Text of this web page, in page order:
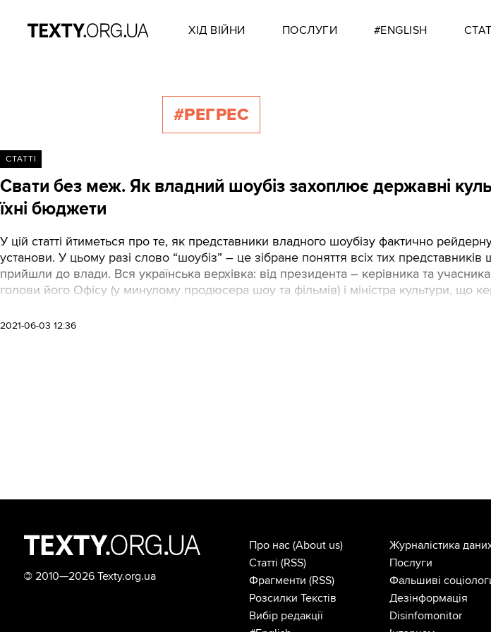
ХІД ВІЙНИ ПОСЛУГИ #ENGLISH
#РЕГРЕС
СТАТТІ
Свати без меж. Як владний шоубіз захоплює державні
їхні бюджети
У цій статті йтиметься про те, як представники владного шоубізу фактично
установи. У цьому разі слово “шоубіз” – це зібране поняття всіх тих представників
прийшли до влади. Вся українська верхівка: від президента – керівника та
голови його Офісу (у минулому продюсера шоу та фільмів) і міністра культури, що
2021-06-03 12:36
© 2010—2026 Texty.org.ua
Про нас (About us)
Статті (RSS)
Фрагменти (RSS)
Розсилки Текстів
Вибір редакції
Журналістика
Послуги
Фальшиві
Дезінформація
Disinfomonitor